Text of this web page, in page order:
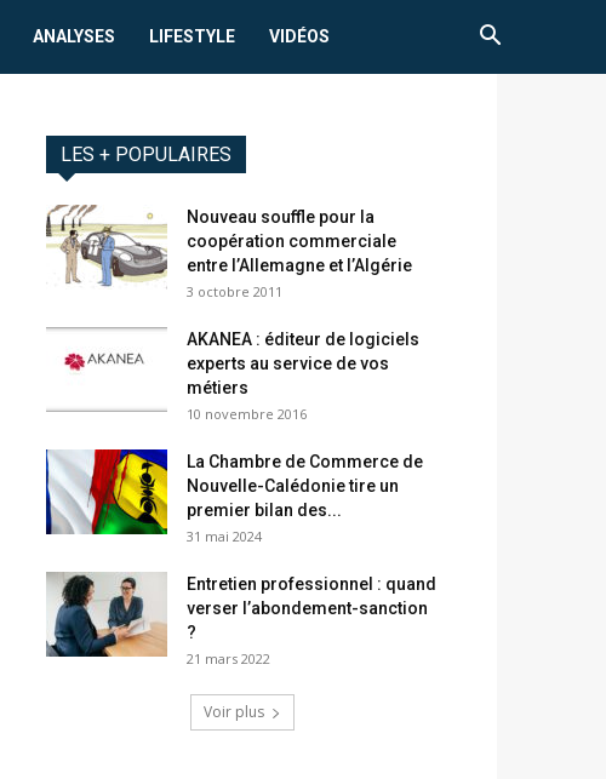
ANALYSES LIFESTYLE VIDÉOS
LES + POPULAIRES
Nouveau souffle pour la
coopération commerciale
entre l’Allemagne et l’Algérie
3 octobre 2011
AKANEA : éditeur de logiciels
experts au service de vos
métiers
10 novembre 2016
La Chambre de Commerce de
Nouvelle-Calédonie tire un
premier bilan des...
31 mai 2024
Entretien professionnel : quand
verser l’abondement-sanction
?
21 mars 2022
Voir plus